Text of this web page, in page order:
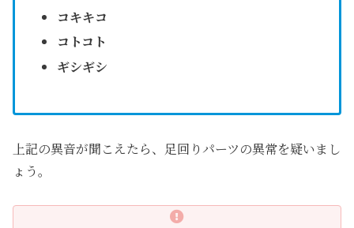
コキキコ
コトコト
ギシギシ
上記の異音が聞こえたら、足回りパーツの異常を疑いまし
ょう。